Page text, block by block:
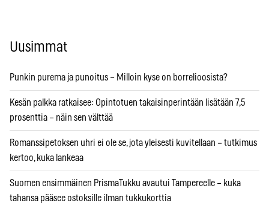
Uusimmat
Punkin purema ja punoitus – Milloin kyse on borrelioosista?
Kesän palkka ratkaisee: Opintotuen takaisinperintään lisätään 7,5
prosenttia – näin sen välttää
Romanssipetoksen uhri ei ole se, jota yleisesti kuvitellaan – tutkimus
kertoo, kuka lankeaa
Suomen ensimmäinen PrismaTukku avautui Tampereelle – kuka
tahansa pääsee ostoksille ilman tukkukorttia